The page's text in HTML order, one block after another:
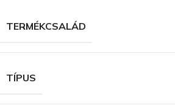
TERMÉKCSALÁD
TÍPUS